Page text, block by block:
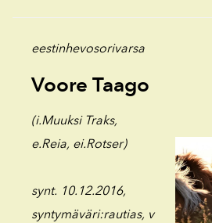
eestinhevosorivarsa
Voore Taago
(i.Muuksi Traks,
e.Reia, ei.Rotser)
synt. 10.12.2016,
syntymäväri:rautias, v